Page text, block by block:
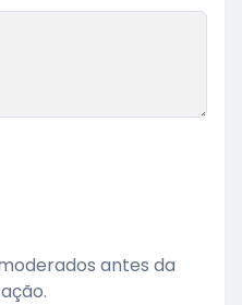
antes da